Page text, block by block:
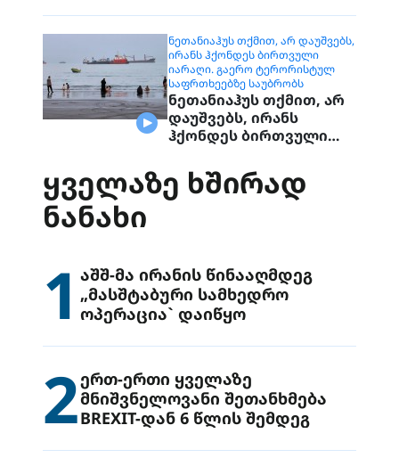
ᲜᲔᲗᲐᲜᲘᲐᲰᲣᲡ ᲗᲥᲛᲘᲗ, ᲐᲠ ᲓᲐᲣᲨᲕᲔᲑᲡ,
ᲘᲠᲐᲜᲡ ᲰᲥᲝᲜᲓᲔᲡ ᲑᲘᲠᲗᲕᲣᲚᲘ
ᲘᲐᲠᲐᲦᲘ. ᲒᲐᲔᲠᲝ ᲢᲔᲠᲝᲠᲘᲡᲢᲣᲚ
ᲡᲐᲤᲠᲗᲮᲔᲔᲑᲖᲔ ᲡᲐᲣᲑᲠᲝᲑᲡ
ნეთანიაჰუს თქმით, არ
დაუშვებს, ირანს
ჰქონდეს ბირთვული
ტერორისტულ
საფრთხეებზე
საუბრობს
ᲧᲕᲔᲚᲐᲖᲔ ᲮᲨᲘᲠᲐᲓ
ᲜᲐᲜᲐᲮᲘ
1 აშშ-მა ირანის წინააღმდეგ
„მასშტაბური სამხედრო
ოპერაცია` დაიწყო
2ერთ-ერთი ყველაზე
მნიშვნელოვანი შეთანხმება
BREXIT-დან 6 წლის შემდეგ